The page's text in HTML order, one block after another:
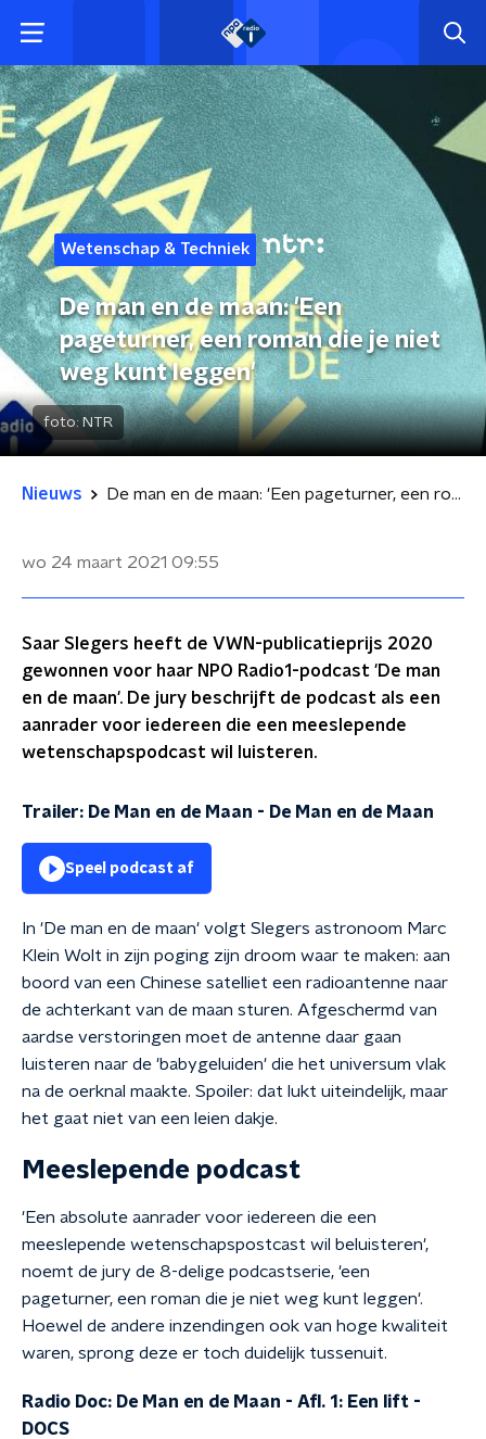
Wetenschap & Techniek
De man en de maan: 'Een
pageturner, een roman die je niet
weg kunt leggen'
foto: NTR
Nieuws De man en de maan: 'Een pageturner, een roman die je niet weg kunt leggen'
wo 24 maart 2021 09:55
Saar Slegers heeft de VWN-publicatieprijs 2020
gewonnen voor haar NPO Radio1-podcast 'De man
en de maan'. De jury beschrijft de podcast als een
aanrader voor iedereen die een meeslepende
wetenschapspodcast wil luisteren.
Trailer: De Man en de Maan - De Man en de Maan
Speel podcast af
In 'De man en de maan' volgt Slegers astronoom Marc
Klein Wolt in zijn poging zijn droom waar te maken: aan
boord van een Chinese satelliet een radioantenne naar
de achterkant van de maan sturen. Afgeschermd van
aardse verstoringen moet de antenne daar gaan
luisteren naar de 'babygeluiden' die het universum vlak
na de oerknal maakte. Spoiler: dat lukt uiteindelijk, maar
het gaat niet van een leien dakje.
Meeslepende podcast
'Een absolute aanrader voor iedereen die een
meeslepende wetenschapspostcast wil beluisteren',
noemt de jury de 8-delige podcastserie, 'een
pageturner, een roman die je niet weg kunt leggen'.
Hoewel de andere inzendingen ook van hoge kwaliteit
waren, sprong deze er toch duidelijk tussenuit.
Radio Doc: De Man en de Maan - Afl. 1: Een lift -
DOCS